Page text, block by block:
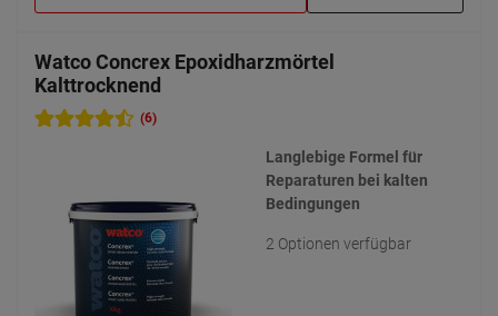
Watco Concrex Epoxidharzmörtel
Kalttrocknend
(6)
Langlebige Formel für
Reparaturen bei kalten
Bedingungen
2 Optionen verfügbar